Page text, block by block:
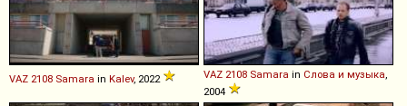
VAZ 2108 Samara in Kalev, 2022 VAZ 2108 Samara in Слова и музыка,
2004